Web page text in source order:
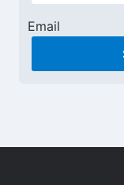
Email